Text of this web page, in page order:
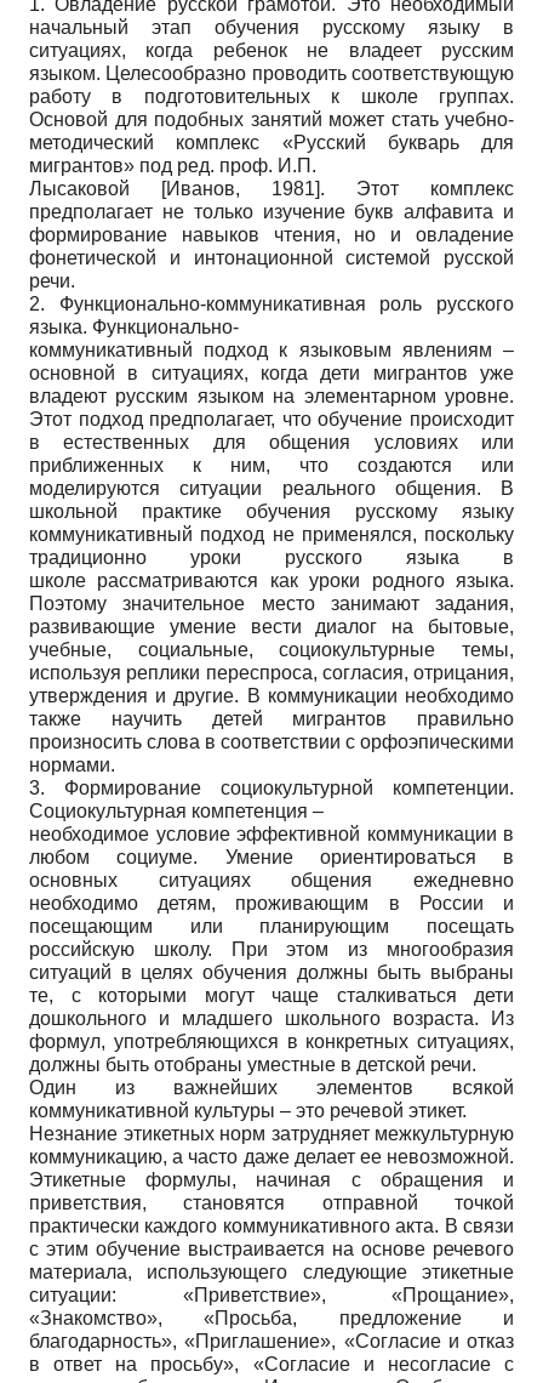
1. Овладение русской грамотой. Это необходимый
начальный этап обучения русскому языку в
ситуациях, когда ребенок не владеет русским
языком. Целесообразно проводить соответствующую
работу в подготовительных к школе группах.
Основой для подобных занятий может стать учебно-
методический комплекс «Русский букварь для
мигрантов» под ред. проф. И.П.
Лысаковой
[Иванов, 1981]. Этот комплекс
предполагает не только изучение букв алфавита и
формирование навыков чтения, но и овладение
фонетической и интонационной системой русской
речи.
2. Функционально-коммуникативная роль русского
языка. Функционально-
коммуникативный подход к языковым явлениям –
основной в ситуациях, когда дети мигрантов уже
владеют русским языком на элементарном уровне.
Этот подход предполагает, что обучение происходит
в естественных для общения условиях или
приближенных к ним, что создаются или
моделируются ситуации реального общения. В
школьной практике обучения русскому языку
коммуникативный подход не применялся, поскольку
традиционно уроки русского языка в
школе рассматриваются как уроки родного языка.
Поэтому значительное место занимают задания,
развивающие умение вести диалог на бытовые,
учебные, социальные, социокультурные темы,
используя реплики переспроса, согласия, отрицания,
утверждения и другие. В коммуникации необходимо
также научить детей мигрантов правильно
произносить слова в соответствии с орфоэпическими
нормами.
3. Формирование социокультурной компетенции.
Социокультурная компетенция –
необходимое условие эффективной коммуникации в
любом социуме. Умение ориентироваться в
основных ситуациях общения ежедневно
необходимо детям, проживающим в России и
посещающим или планирующим посещать
российскую школу. При этом из многообразия
ситуаций в целях обучения должны быть выбраны
те, с которыми могут чаще сталкиваться дети
дошкольного и младшего школьного возраста. Из
формул, употребляющихся в конкретных ситуациях,
должны быть отобраны уместные в детской речи.
Один из важнейших элементов всякой
коммуникативной культуры – это речевой этикет.
Незнание этикетных норм затрудняет межкультурную
коммуникацию, а часто даже делает ее невозможной.
Этикетные формулы, начиная с обращения и
приветствия, становятся отправной точкой
практически каждого коммуникативного акта. В связи
с этим обучение выстраивается на основе речевого
материала, использующего следующие этикетные
ситуации: «Приветствие», «Прощание»,
«Знакомство», «Просьба, предложение и
благодарность», «Приглашение», «Согласие и отказ
в ответ на просьбу», «Согласие и несогласие с